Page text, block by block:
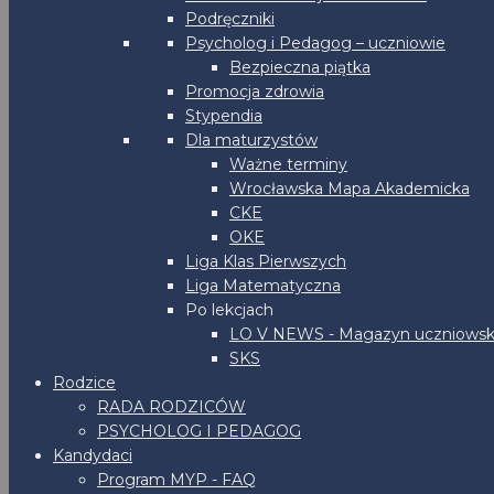
Podręczniki
Psycholog i Pedagog – uczniowie
Bezpieczna piątka
Promocja zdrowia
Stypendia
Dla maturzystów
Ważne terminy
Wrocławska Mapa Akademicka
CKE
OKE
Liga Klas Pierwszych
Liga Matematyczna
Po lekcjach
LO V NEWS - Magazyn
SKS
Rodzice
RADA RODZICÓW
PSYCHOLOG I PEDAGOG
Kandydaci
Program MYP - FAQ